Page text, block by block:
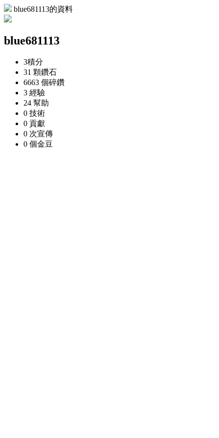
blue681113的資料
blue681113
3積分
31 顆鑽石
6663 個碎鑽
3 經驗
24 幫助
0 技術
0 貢獻
0 次宣傳
0 個金豆